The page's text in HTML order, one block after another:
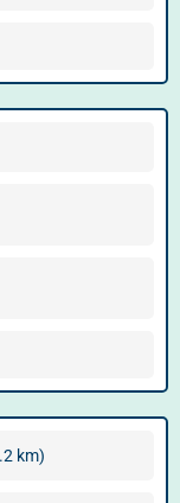
km)